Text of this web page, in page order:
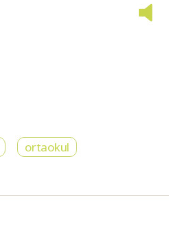
ortaokul